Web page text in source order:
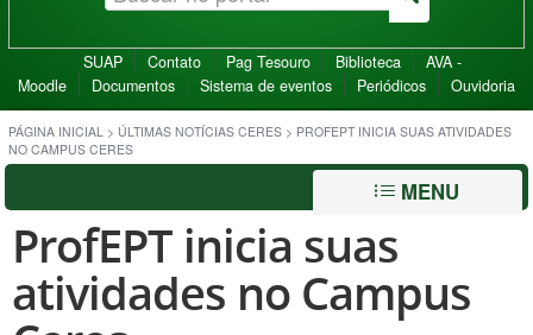
SUAP Contato Pag Tesouro Biblioteca
AVA -
Moodle
Documentos Sistema de eventos Periódicos Ouvidoria
PÁGINA INICIAL > ÚLTIMAS NOTÍCIAS CERES > PROFEPT INICIA SUAS ATIVIDADES
NO CAMPUS CERES
MENU
ProfEPT inicia suas
atividades no Campus